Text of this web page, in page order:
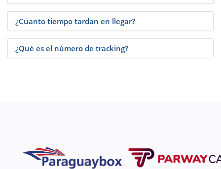
¿Cuanto tiempo tardan en llegar?
¿Qué es el número de tracking?